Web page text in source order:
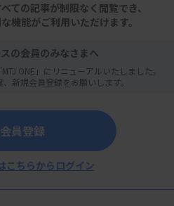
で旧名称を使うことを妨げ
く一般健康診断の検査項目等に関
ての記事が制限なく閲覧でき、
機能がご利用いただけます。
の会員のみなさまへ
ONE」にリニューアルいたしました。
新規会員登録をお願いします。
員登録
こちらからログイン